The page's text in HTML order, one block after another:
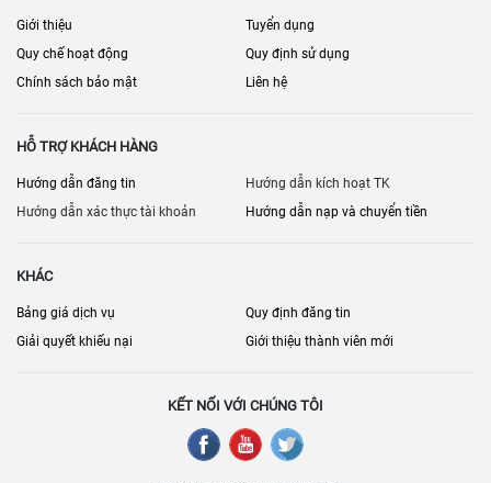
Giới thiệu
Tuyển dụng
Quy chế hoạt động
Quy định sử dụng
Chính sách bảo mật
Liên hệ
HỖ TRỢ KHÁCH HÀNG
Hướng dẫn đăng tin
Hướng dẫn kích hoạt TK
Hướng dẫn xác thực tài khoản
Hướng dẫn nạp và chuyển tiền
KHÁC
Bảng giá dịch vụ
Quy định đăng tin
Giải quyết khiếu nại
Giới thiệu thành viên mới
KẾT NỐI VỚI CHÚNG TÔI